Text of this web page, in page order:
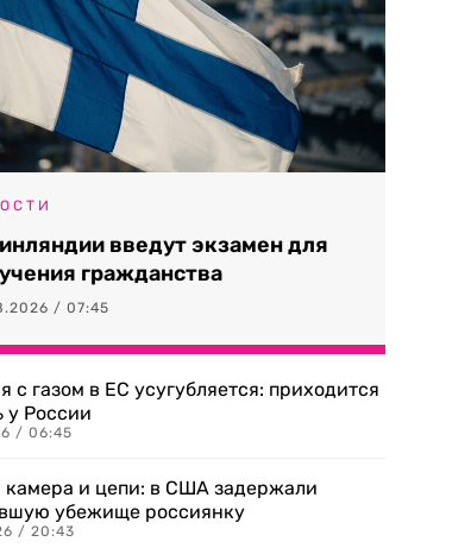
введут экзамен для
гражданства
/ 07:45
с газом в ЕС усугубляется: приходится
у России
/ 06:45
камера и цепи: в США задержали
убежище россиянку
/ 20:43